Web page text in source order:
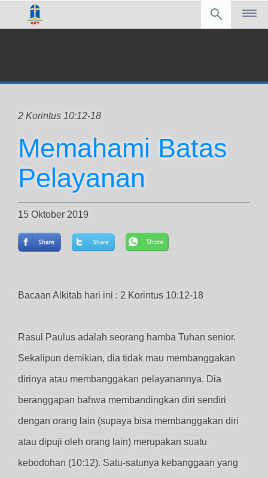
2 Korintus 10:12-18
Memahami Batas
Pelayanan
15 Oktober 2019
Bacaan Alkitab hari ini : 2 Korintus 10:12-18
Rasul Paulus adalah seorang hamba Tuhan senior.
Sekalipun demikian, dia tidak mau membanggakan
dirinya atau membanggakan pelayanannya. Dia
beranggapan bahwa membandingkan diri sendiri
dengan orang lain (supaya bisa membanggakan diri
atau dipuji oleh orang lain) merupakan suatu
kebodohan (10:12). Satu-satunya kebanggaan yang